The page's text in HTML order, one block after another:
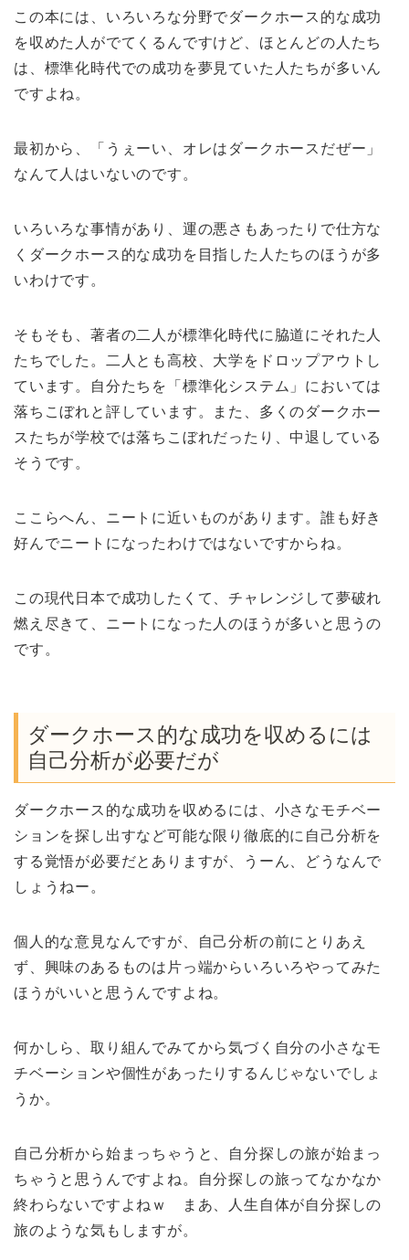
この本には、いろいろな分野でダークホース的な成功
を収めた人がでてくるんですけど、ほとんどの人たち
は、標準化時代での成功を夢見ていた人たちが多いん
ですよね。
最初から、「うぇーい、オレはダークホースだぜー」
なんて人はいないのです。
いろいろな事情があり、運の悪さもあったりで仕方な
くダークホース的な成功を目指した人たちのほうが多
いわけです。
そもそも、著者の二人が標準化時代に脇道にそれた人
たちでした。二人とも高校、大学をドロップアウトし
ています。自分たちを「標準化システム」においては
落ちこぼれと評しています。また、多くのダークホー
スたちが学校では落ちこぼれだったり、中退している
そうです。
ここらへん、ニートに近いものがあります。誰も好き
好んでニートになったわけではないですからね。
この現代日本で成功したくて、チャレンジして夢破れ
燃え尽きて、ニートになった人のほうが多いと思うの
です。
ダークホース的な成功を収めるには
自己分析が必要だが
ダークホース的な成功を収めるには、小さなモチベー
ションを探し出すなど可能な限り徹底的に自己分析を
する覚悟が必要だとありますが、うーん、どうなんで
しょうねー。
個人的な意見なんですが、自己分析の前にとりあえ
ず、興味のあるものは片っ端からいろいろやってみた
ほうがいいと思うんですよね。
何かしら、取り組んでみてから気づく自分の小さなモ
チベーションや個性があったりするんじゃないでしょ
うか。
自己分析から始まっちゃうと、自分探しの旅が始まっ
ちゃうと思うんですよね。自分探しの旅ってなかなか
終わらないですよねｗ まあ、人生自体が自分探しの
旅のような気もしますが。